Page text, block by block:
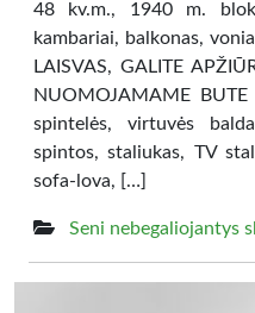
48 kv.m., 1940 m.
kambariai, balkonas,
LAISVAS, GALITE
NUOMOJAMAME
spintelės, virtuvės
spintos, staliukas, TV
sofa-lova, […]
Seni nebegaliojantys